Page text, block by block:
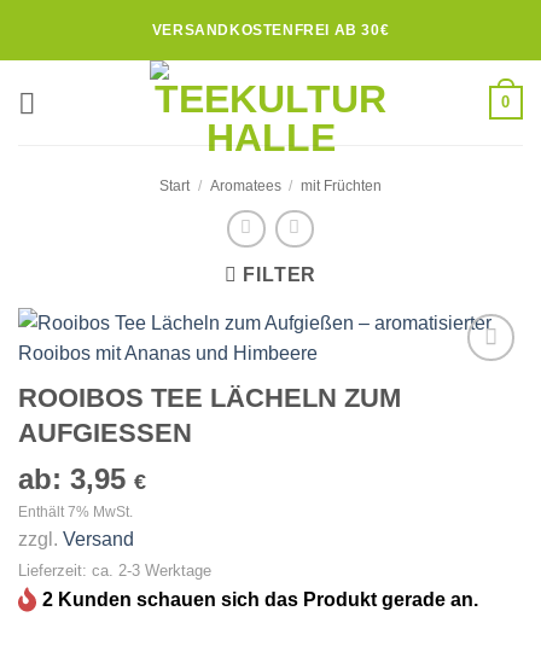
VERSANDKOSTENFREI AB 30€
0
Start / Aromatees / mit Früchten
FILTER
ROOIBOS TEE LÄCHELN ZUM
AUFGIESSEN
ab: 3,95 €
Enthält 7% MwSt.
zzgl. Versand
Lieferzeit: ca. 2-3 Werktage
2 Kunden schauen sich das Produkt gerade an.